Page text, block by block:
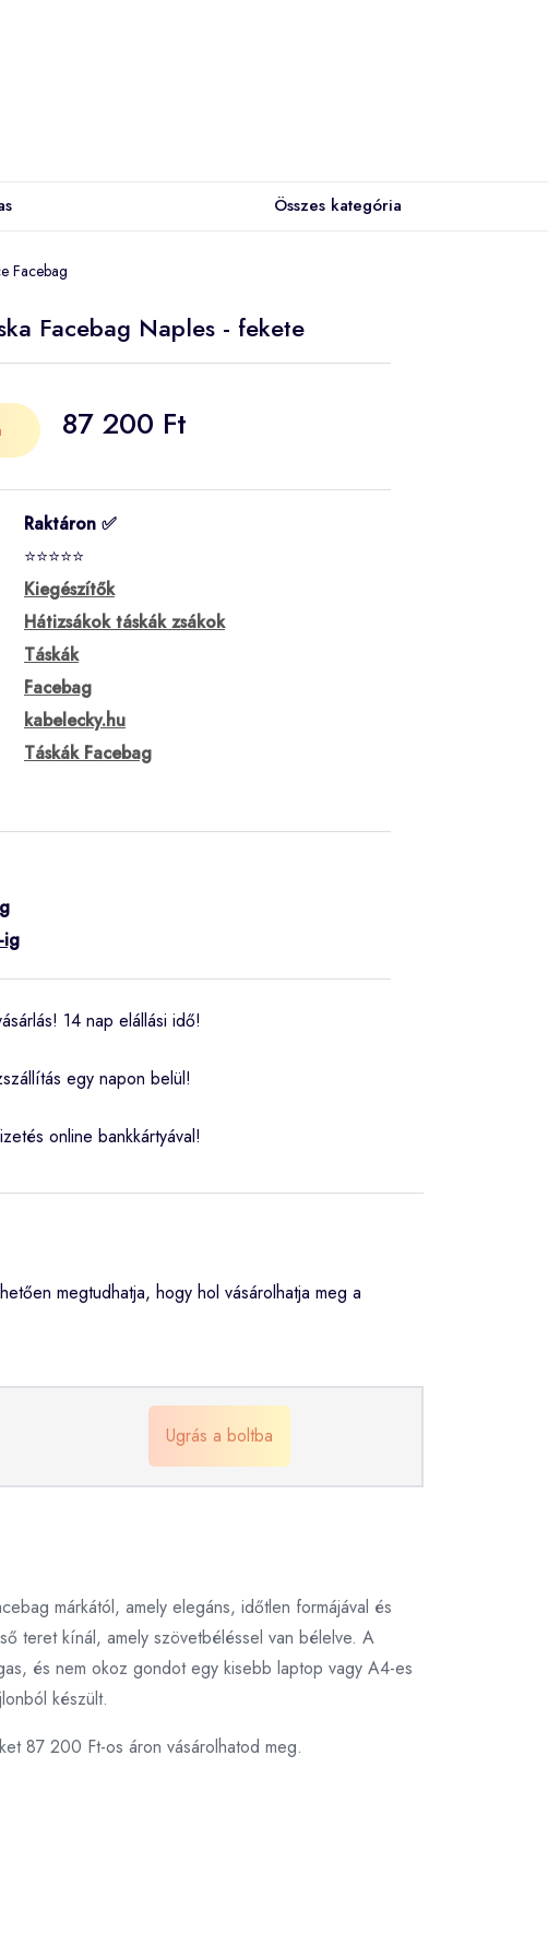
Összes kategória
Facebag
Facebag Naples - fekete
87 200 Ft
Raktáron ✅
⭐⭐⭐⭐⭐
Kiegészítők
Hátizsákok táskák zsákok
Táskák
Facebag
kabelecky.hu
Táskák Facebag
ig
14 nap elállási idő!
egy napon belül!
online bankkártyával!
megtudhatja, hogy hol vásárolhatja meg a
Ugrás a boltba
márkától, amely elegáns, időtlen formájával és
teret kínál, amely szövetbéléssel van bélelve. A
és nem okoz gondot egy kisebb laptop vagy A4-es
készült.
87 200 Ft-os áron vásárolhatod meg.